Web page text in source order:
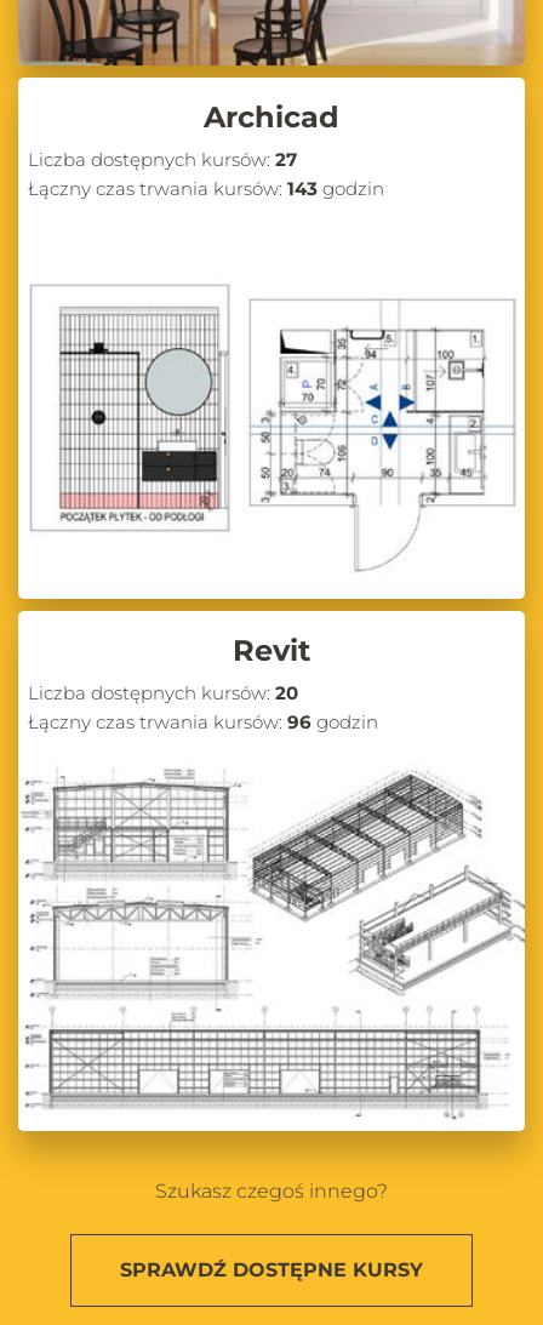
Archicad
Liczba dostępnych kursów: 27
Łączny czas trwania kursów: 143 godzin
Revit
Liczba dostępnych kursów: 20
Łączny czas trwania kursów: 96 godzin
Szukasz czegoś innego?
SPRAWDŹ DOSTĘPNE KURSY